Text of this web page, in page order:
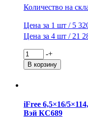
Количество на
Цена за 1 шт / 5
Цена за 4 шт / 21
Количество
товара
Yokohama
Studless
iG50+
-+
В корзину
iFree 6,5×16/
Вэй КС689